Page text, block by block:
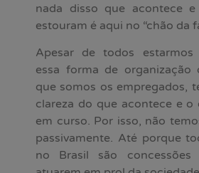
nada disso que acontece
estouram é aqui no “chão da
Apesar de todos estarmos
essa forma de organização
que somos os empregados,
clareza do que acontece e o
em curso. Por isso, não
passivamente. Até porque
no Brasil são concessões